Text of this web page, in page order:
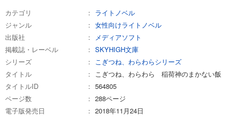
カテゴリ
ライトノベル
ジャンル
女性向けライトノベル
出版社
メディアソフト
掲載誌・レーベル
SKYHIGH文庫
シリーズ
こぎつね、わらわらシリーズ
タイトル
こぎつね、わらわら 稲荷神のまかない飯
タイトルID
564805
ページ数
288ページ
電子版発売日
2018年11月24日